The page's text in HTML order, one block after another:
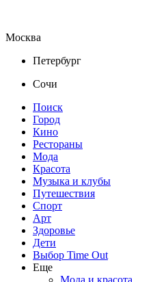
Москва
Петербург
Сочи
Поиск
Город
Кино
Рестораны
Мода
Красота
Музыка и клубы
Путешествия
Спорт
Арт
Здоровье
Дети
Выбор Time Out
Еще
Мода и красота